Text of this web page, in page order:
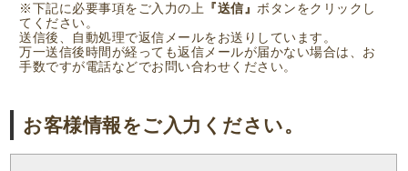
※下記に必要事項をご入力の上 『送信』ボタンをクリックし
てください。
送信後、自動処理で返信メールをお送りしています。
万一送信後時間が経っても返信メールが届かない場合は、お
手数ですが電話などでお問い合わせください。
お客様情報をご入力ください。